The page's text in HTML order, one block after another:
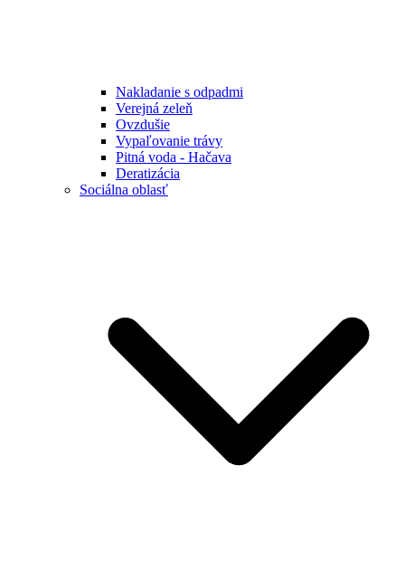
Nakladanie s odpadmi
Verejná zeleň
Ovzdušie
Vypaľovanie trávy
Pitná voda - Hačava
Deratizácia
Sociálna oblasť